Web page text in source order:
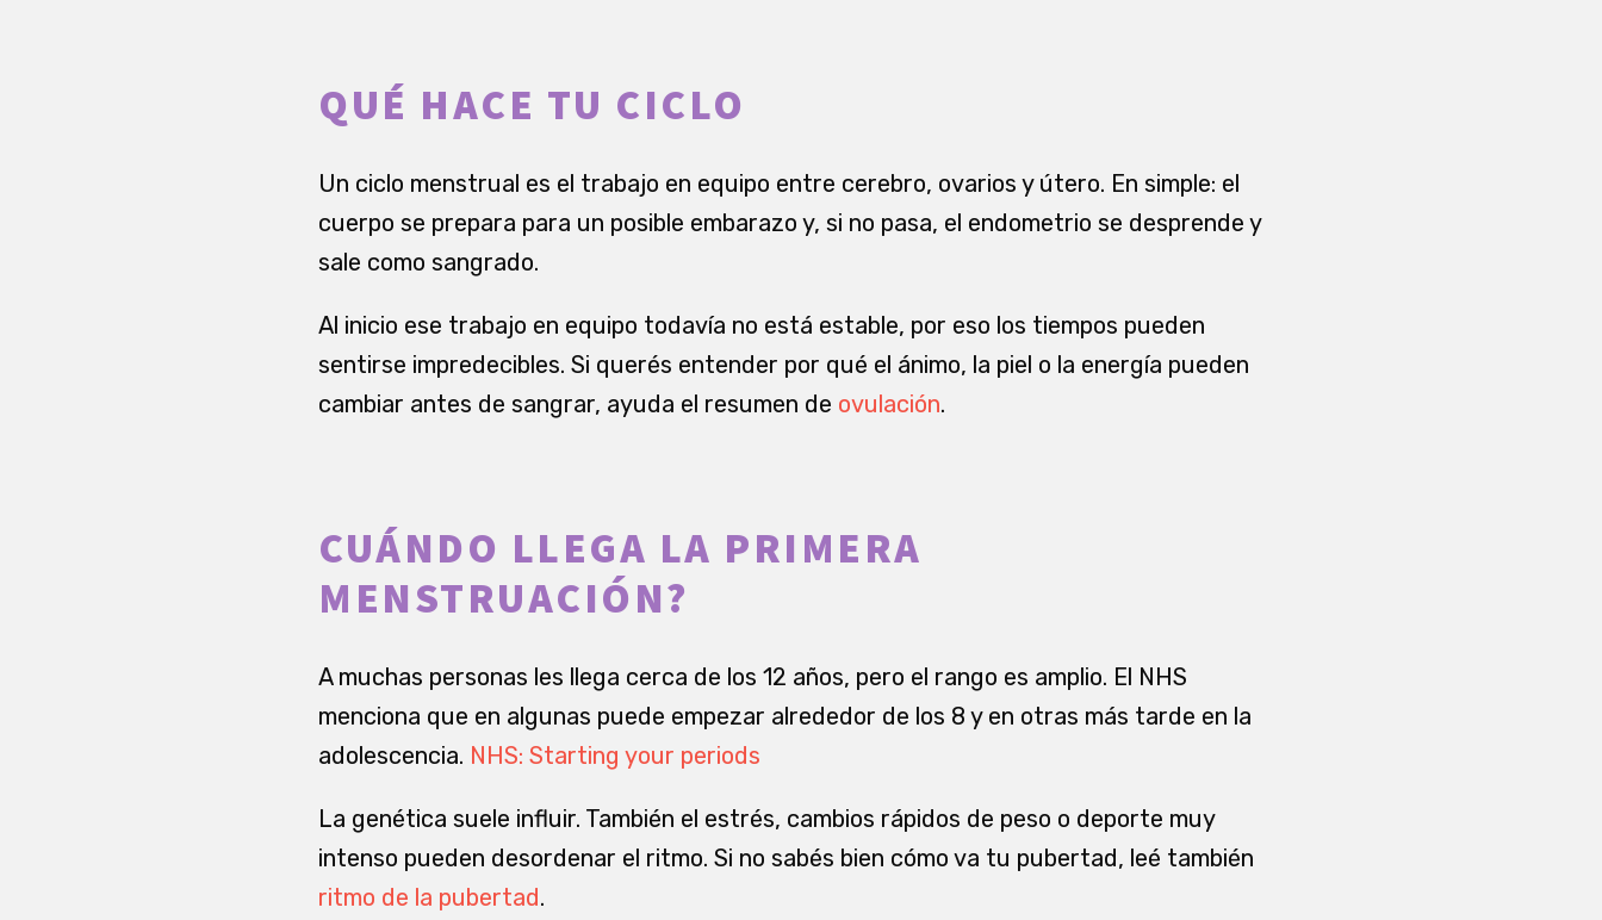
QUÉ HACE TU CICLO
Un ciclo menstrual es el trabajo en equipo entre cerebro, ovarios y útero. En simple: el
cuerpo se prepara para un posible embarazo y, si no pasa, el endometrio se desprende y
sale como sangrado.
Al inicio ese trabajo en equipo todavía no está estable, por eso los tiempos pueden
sentirse impredecibles. Si querés entender por qué el ánimo, la piel o la energía pueden
cambiar antes de sangrar, ayuda el resumen de ovulación.
CUÁNDO LLEGA LA PRIMERA
MENSTRUACIÓN?
A muchas personas les llega cerca de los 12 años, pero el rango es amplio. El NHS
menciona que en algunas puede empezar alrededor de los 8 y en otras más tarde en la
adolescencia. NHS: Starting your periods
La genética suele influir. También el estrés, cambios rápidos de peso o deporte muy
intenso pueden desordenar el ritmo. Si no sabés bien cómo va tu pubertad, leé también
ritmo de la pubertad.